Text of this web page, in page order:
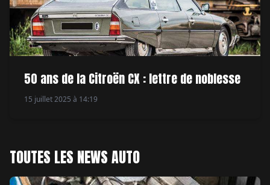
50 ans de la Citroën CX : lettre de noblesse
15 juillet 2025 à 14:19
TOUTES LES NEWS AUTO